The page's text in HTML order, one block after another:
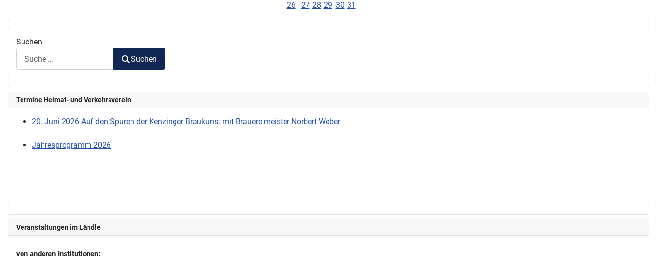
26
27 28 29 30 31
Suchen
Suchen
Termine Heimat- und Verkehrsverein
20. Juni 2026 Auf den Spuren der Kenzinger Braukunst mit Brauereimeister Norbert Weber
Jahresprogramm 2026
Veranstaltungen im Ländle
von anderen Institutionen: